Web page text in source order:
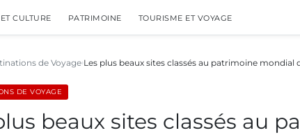
CULTURE PATRIMOINE TOURISME ET VOYAGE
de Voyage Les plus beaux sites classés au patrimoine mondial
DE VOYAGE
beaux sites classés au